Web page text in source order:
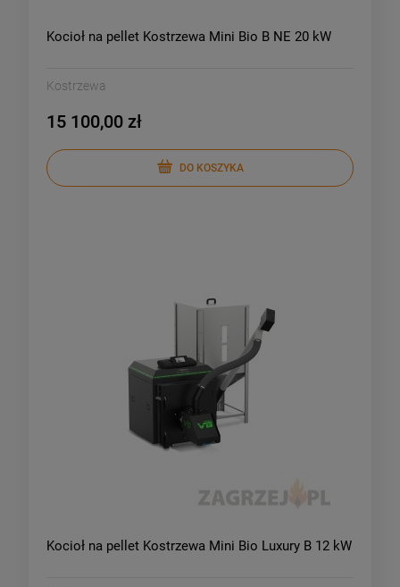
Kocioł na pellet Kostrzewa Mini Bio B NE 20 kW
Kostrzewa
15 100,00 zł
DO KOSZYKA
Kocioł na pellet Kostrzewa Mini Bio Luxury B 12 kW